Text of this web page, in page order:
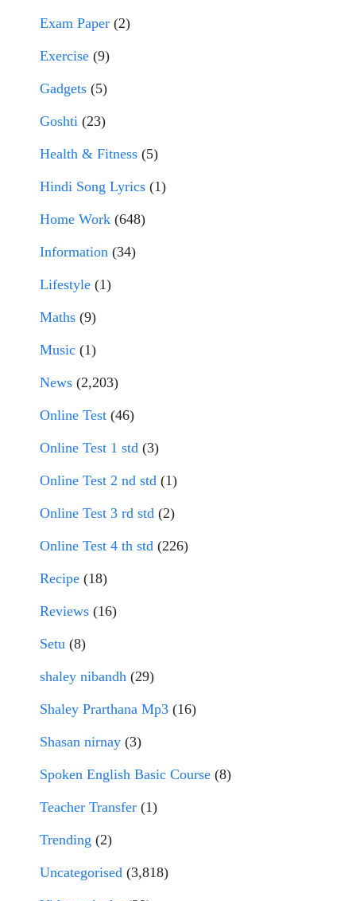
Exam Paper (2)
Exercise (9)
Gadgets (5)
Goshti (23)
Health & Fitness (5)
Hindi Song Lyrics (1)
Home Work (648)
Information (34)
Lifestyle (1)
Maths (9)
Music (1)
News (2,203)
Online Test (46)
Online Test 1 std (3)
Online Test 2 nd std (1)
Online Test 3 rd std (2)
Online Test 4 th std (226)
Recipe (18)
Reviews (16)
Setu (8)
shaley nibandh (29)
Shaley Prarthana Mp3 (16)
Shasan nirnay (3)
Spoken English Basic Course (8)
Teacher Transfer (1)
Trending (2)
Uncategorised (3,818)